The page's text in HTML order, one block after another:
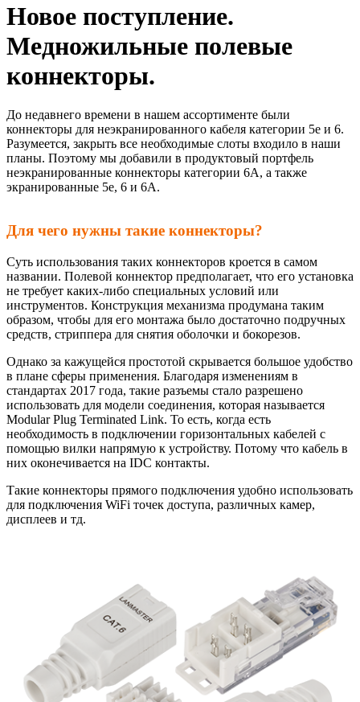
Новое поступление.
Медножильные полевые
коннекторы.
До недавнего времени в нашем ассортименте были
коннекторы для неэкранированного кабеля категории 5е и 6.
Разумеется, закрыть все необходимые слоты входило в наши
планы. Поэтому мы добавили в продуктовый портфель
неэкранированные коннекторы категории 6А, а также
экранированные 5е, 6 и 6А.
Для чего нужны такие коннекторы?
Суть использования таких коннекторов кроется в самом
названии. Полевой коннектор предполагает, что его установка
не требует каких-либо специальных условий или
инструментов. Конструкция механизма продумана таким
образом, чтобы для его монтажа было достаточно подручных
средств, стриппера для снятия оболочки и бокорезов.
Однако за кажущейся простотой скрывается большое удобство
в плане сферы применения. Благодаря изменениям в
стандартах 2017 года, такие разъемы стало разрешено
использовать для модели соединения, которая называется
Modular Plug Terminated Link. То есть, когда есть
необходимость в подключении горизонтальных кабелей с
помощью вилки напрямую к устройству. Потому что кабель в
них оконечивается на IDC контакты.
Такие коннекторы прямого подключения удобно использовать
для подключения WiFi точек доступа, различных камер,
дисплеев и тд.